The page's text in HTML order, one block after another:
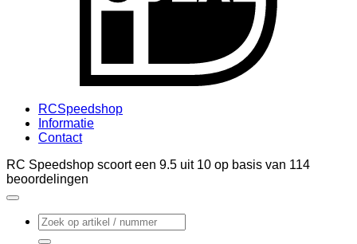
RCSpeedshop
Informatie
Contact
RC Speedshop scoort een 9.5 uit 10 op basis van 114
beoordelingen
Zoeken
naar: